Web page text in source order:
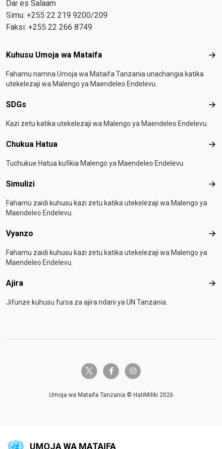
Dar es Salaam
Simu: +255 22 219 9200/209
Faksi: +255 22 266 8749
Footer menu
Kuhusu Umoja wa Mataifa
Fahamu namna Umoja wa Mataifa Tanzania unachangia katika
utekelezaji wa Malengo ya Maendeleo Endelevu.
SDGs
Kazi zetu katika utekelezaji wa Malengo ya Maendeleo Endelevu.
Chukua Hatua
Tuchukue Hatua kufikia Malengo ya Maendeleo Endelevu
Simulizi
Fahamu zaidi kuhusu kazi zetu katika utekelezaji wa Malengo ya
Maendeleo Endelevu.
Vyanzo
Fahamu zaidi kuhusu kazi zetu katika utekelezaji wa Malengo ya
Maendeleo Endelevu.
Ajira Ajira
Jifunze kuhusu fursa za ajira ndani ya UN Tanzania.
twitter-x facebook-finstagram
Umoja wa Mataifa Tanzania © HatiMiliki 2026
UMOJA WA MATAIFA